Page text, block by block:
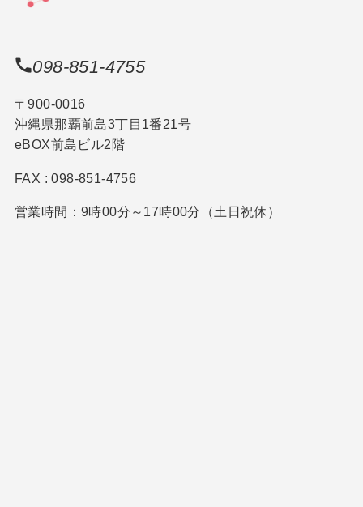
098-851-4755
〒900-0016
沖縄県那覇前島3丁目1番21号
eBOX前島ビル2階
FAX : 098-851-4756
営業時間：9時00分～17時00分（土日祝休）